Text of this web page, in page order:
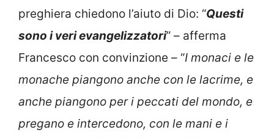
preghiera chiedono l’aiuto di Dio: “Questi
sono i veri evangelizzatori” – afferma
Francesco con convinzione – “I monaci e le
monache piangono anche con le lacrime, e
anche piangono per i peccati del mondo, e
pregano e intercedono, con le mani e i